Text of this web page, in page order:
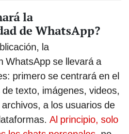
la
de WhatsApp?
la
WhatsApp se llevará a
primero se centrará en el
texto, imágenes, videos,
a los usuarios de
Al principio, solo